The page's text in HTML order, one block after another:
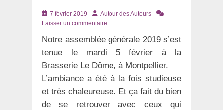
Posté
le
7 février 2019 AuteurAutour des Auteurs
Laisser un commentaire
Notre assemblée générale 2019 s’est
tenue le mardi 5 février à la
Brasserie Le Dôme, à Montpellier.
L’ambiance a été à la fois studieuse
et très chaleureuse. Et ça fait du bien
de se retrouver avec ceux qui